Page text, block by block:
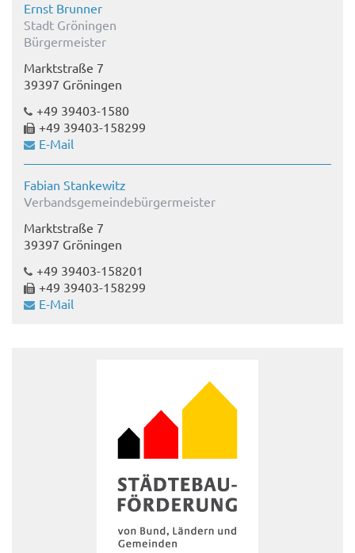
Ernst Brunner
Stadt Gröningen
Bürgermeister
Marktstraße 7
39397 Gröningen
+49 39403-1580
+49 39403-158299
E-Mail
Fabian Stankewitz
Verbandsgemeindebürgermeister
Marktstraße 7
39397 Gröningen
+49 39403-158201
+49 39403-158299
E-Mail